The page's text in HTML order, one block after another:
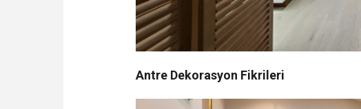
Antre Dekorasyon Fikrileri